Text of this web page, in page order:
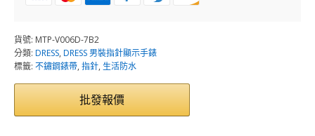
貨號: MTP-V006D-7B2
分類: DRESS, DRESS 男裝指針顯示手錶
標籤: 不鏽鋼錶帶, 指針, 生活防水
批發報價